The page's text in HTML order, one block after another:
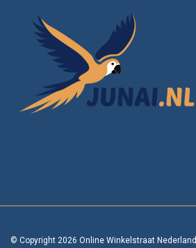
© Copyright 2026 Online Winkelstraat Nederland